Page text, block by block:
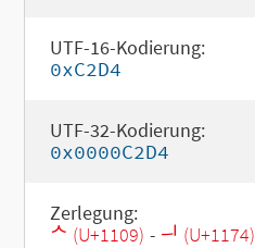
UTF-16-Kodierung:
0xC2D4
UTF-32-Kodierung:
0x0000C2D4
Zerlegung:
ᄉ (U+1109) - ᅴ (U+1174)